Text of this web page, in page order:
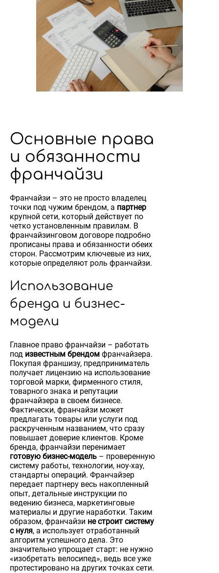
Основные права
и обязанности
франчайзи
Франчайзи – это не просто владелец
точки под чужим брендом, а партнер
крупной сети, который действует по
четко установленным правилам. В
франчайзинговом договоре подробно
прописаны права и обязанности обеих
сторон. Рассмотрим ключевые из них,
которые определяют роль франчайзи.
Использование
бренда и бизнес-
модели
Главное право франчайзи – работать
под известным брендом франчайзера.
Покупая франшизу, предприниматель
получает лицензию на использование
торговой марки, фирменного стиля,
товарного знака и репутации
франчайзера в своем бизнесе.
Фактически, франчайзи может
предлагать товары или услуги под
раскрученным названием, что сразу
повышает доверие клиентов. Кроме
бренда, франчайзи перенимает
готовую бизнес-модель – проверенную
систему работы, технологии, ноу-хау,
стандарты операций. Франчайзер
передает партнеру весь накопленный
опыт, детальные инструкции по
ведению бизнеса, маркетинговые
материалы и другие наработки. Таким
образом, франчайзи не строит систему
с нуля, а использует отработанный
алгоритм успешного дела. Это
значительно упрощает старт: не нужно
«изобретать велосипед», ведь все уже
протестировано на других точках сети.